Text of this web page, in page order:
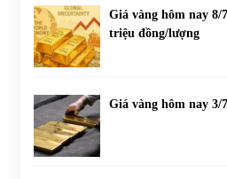
Giá vàng hôm nay 8/
triệu đồng/lượng
Giá vàng hôm nay 3/